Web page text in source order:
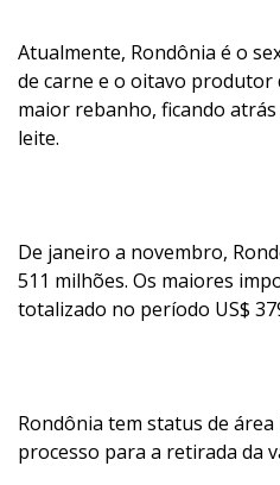
Atualmente, Rondônia é o
de carne e o oitavo produtor
maior rebanho, ficando
leite.
De janeiro a novembro,
511 milhões. Os maiores
totalizado no período US$
Rondônia tem status de
processo para a retirada da